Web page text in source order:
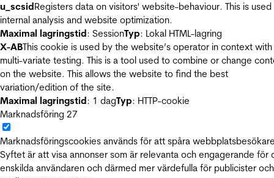
u_scsidRegisters data on visitors' website-behaviour. This is
internal analysis and website optimization.
Maximal lagringstid: SessionTyp: Lokal HTML-lagring
X-ABThis cookie is used by the website’s operator in context with
multi-variate testing. This is a tool used to combine or change
on the website. This allows the website to find the best
variation/edition of the site.
Maximal lagringstid: 1 dagTyp: HTTP-cookie
Marknadsföring 27
Marknadsföringscookies används för att spåra
Syftet är att visa annonser som är relevanta och engagerande för
enskilda användaren och därmed mer värdefulla för publicister och